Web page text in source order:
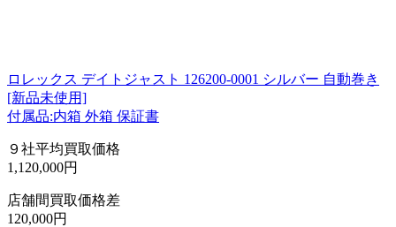
ロレックス デイトジャスト 126200-0001 シルバー 自動巻き
[新品未使用]
付属品:内箱 外箱 保証書
９社平均買取価格
1,120,000円
店舗間買取価格差
120,000円